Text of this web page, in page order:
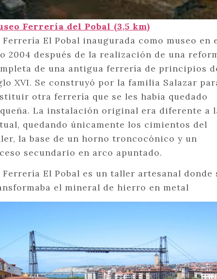
Ferrería del Pobal (3,5 km)
Ferrería El Pobal inaugurada como museo en
2004 después de la realización de una
de una antigua ferrería de principios
XVI. Se construyó por la familia Salazar
otra ferrería que se les había quedado
La instalación original era diferente a
quedando únicamente los cimientos del
la base de un horno troncocónico y un
secundario en arco apuntado.
Ferrería El Pobal es un taller artesanal donde
el mineral de hierro en metal